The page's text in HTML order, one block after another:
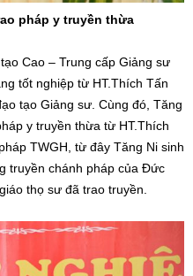
pháp y truyền thừa
Cao – Trung cấp Giảng sư
tốt nghiệp từ HT.Thích Tấn
tạo Giảng sư. Cùng đó, Tăng
y truyền thừa từ HT.Thích
TWGH, từ đây Tăng Ni sinh
truyền chánh pháp của Đức
thọ sư đã trao truyền.